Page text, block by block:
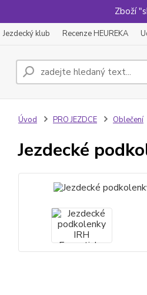
Zboží
Jezdecký klub Recenze HEUREKA
Úvod PRO JEZDCE Oblečení
Jezdecké